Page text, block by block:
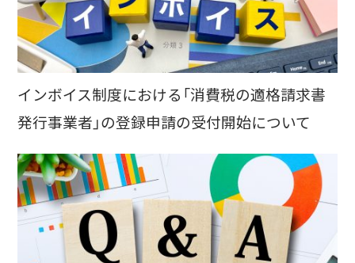
インボイス制度における「消費税の適格請求書
発行事業者」の登録申請の受付開始について